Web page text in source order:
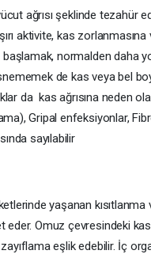
ağrısı şeklinde tezahür
aktivite, kas
normalden daha
de kas veya bel
da kas ağrısına neden
Gripal enfeksiyonlar,
sayılabilir
yaşanan
eder. Omuz çevresindeki
eşlik edebilir. İç